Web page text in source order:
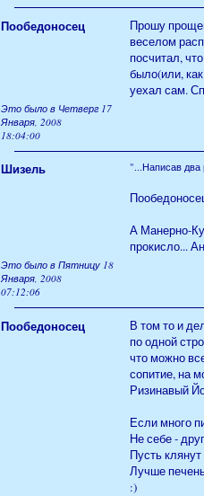
Пообедоносец
Прошу
веселом
посчитал,
было(или,
уехал сам.
Это было в Четверг 17
Января, 2008
18:04:00
Шизель "...Написав два
А Манерно-
прокисло...
Это было в Пятницу 18
Января, 2008
07:12:06
Пообедоносец
В том то и
по одной
что можно
сопитие, на
Ризинавый
Если много
Не себе -
Пусть
Лучше
:)